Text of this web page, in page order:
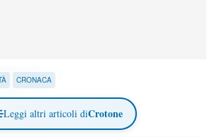
CRONACA
Leggi altri articoli diCrotone